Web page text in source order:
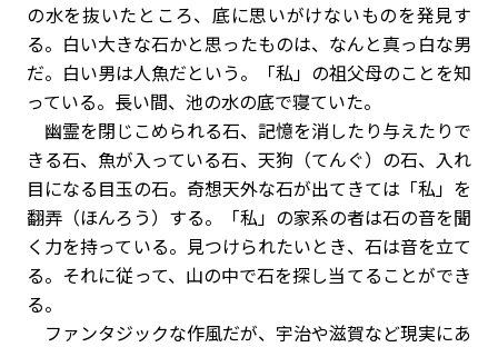
の水を抜いたところ、底に思いがけないものを発見す
る。白い大きな石かと思ったものは、なんと真っ白な男
だ。白い男は人魚だという。「私」の祖父母のことを知
っている。長い間、池の水の底で寝ていた。
幽霊を閉じこめられる石、記憶を消したり与えたりで
きる石、魚が入っている石、天狗（てんぐ）の石、入れ
目になる目玉の石。奇想天外な石が出てきては「私」を
翻弄（ほんろう）する。「私」の家系の者は石の音を聞
く力を持っている。見つけられたいとき、石は音を立て
る。それに従って、山の中で石を探し当てることができ
る。
ファンタジックな作風だが、宇治や滋賀など現実にあ